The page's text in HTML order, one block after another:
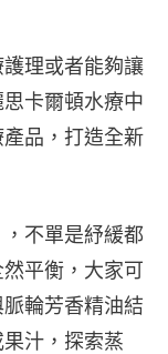
理或者能夠讓
卡爾頓水療中
品，打造全新
不單是紓緩都
平衡，大家可
輪芳香精油結
汁，探索蒸